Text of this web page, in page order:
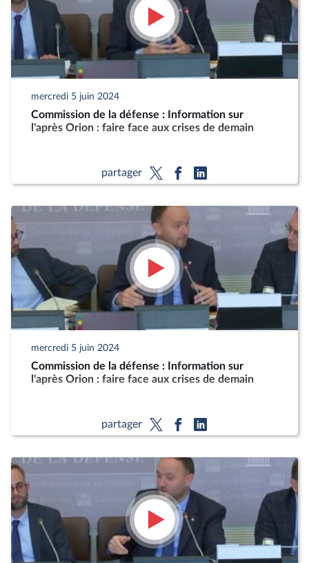
mercredi 5 juin 2024
Commission de la défense : Information sur
l'après Orion : faire face aux crises de demain
partager
mercredi 5 juin 2024
Commission de la défense : Information sur
l'après Orion : faire face aux crises de demain
partager